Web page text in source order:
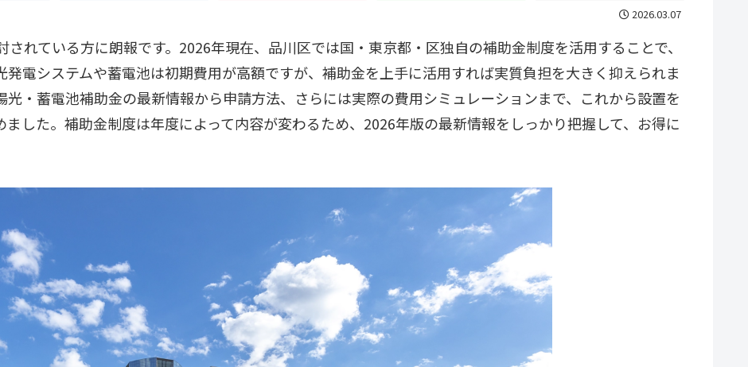
2026.03.07
れている方に朗報です。2026年現在、品川区では国・東京都・区独自の補助金制度を活用することで、
電システムや蓄電池は初期費用が高額ですが、補助金を上手に活用すれば実質負担を大きく抑えられま
・蓄電池補助金の最新情報から申請方法、さらには実際の費用シミュレーションまで、これから設置を
した。補助金制度は年度によって内容が変わるため、2026年版の最新情報をしっかり把握して、お得に